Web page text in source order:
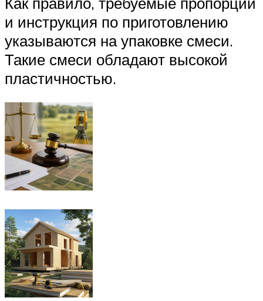
и инструкция по приготовлению
указываются на упаковке смеси.
Такие смеси обладают высокой
пластичностью.